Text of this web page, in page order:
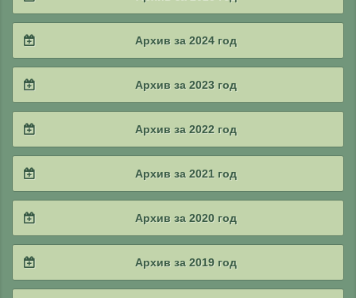
2026 / #1
2025 / #3
2025 / #2
Архив за 2024 год
2024 / #3
2024 / #2
Архив за 2023 год
2023 / #3
2023 / #2
Архив за 2022 год
2022 / #3
2022 / #2
Архив за 2021 год
2021 / #3
2021 / #2
Архив за 2020 год
2020 / #3
Архив за 2019 год